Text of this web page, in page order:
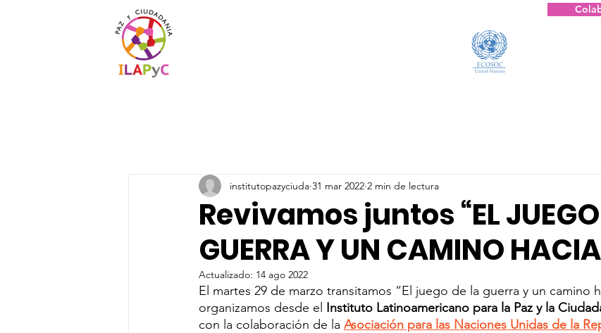
Revivamos juntos “EL JUEGO
GUERRA Y UN CAMINO
institutopazyciuda 31 mar 2022 2 min de lectura
Actualizado: 14 ago 2022
El martes 29 de marzo transitamos “El juego de la guerra y un camino
organizamos desde el Instituto Latinoamericano para la Paz y la
con la colaboración de la Asociación para las Naciones Unidas de la